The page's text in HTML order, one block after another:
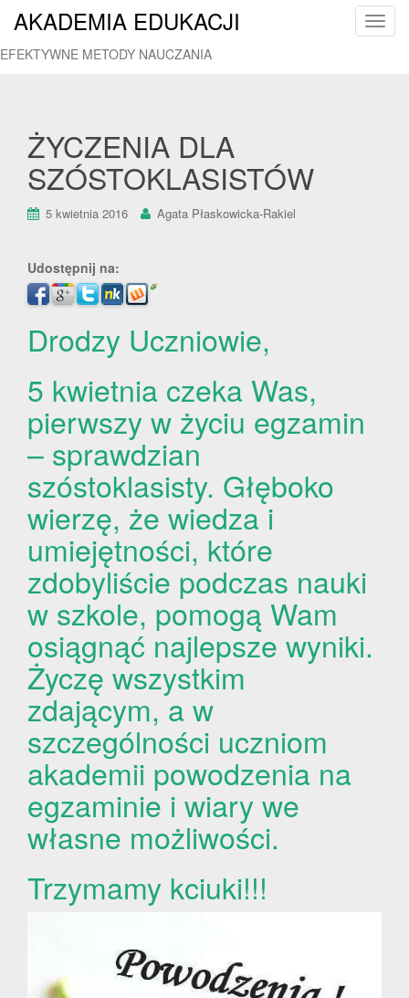
T
AKADEMIA EDUKACJI
EFEKTYWNE METODY NAUCZANIA
ŻYCZENIA DLA
SZÓSTOKLASISTÓW
5 kwietnia 2016 Agata Płaskowicka-Rakiel
Udostępnij na:
Drodzy Uczniowie,
5 kwietnia czeka Was,
pierwszy w życiu egzamin
– sprawdzian
szóstoklasisty. Głęboko
wierzę, że wiedza i
umiejętności, które
zdobyliście podczas nauki
w szkole, pomogą Wam
osiągnąć najlepsze wyniki.
Życzę wszystkim
zdającym, a w
szczególności uczniom
akademii powodzenia na
egzaminie i wiary we
własne możliwości.
Trzymamy kciuki!!!